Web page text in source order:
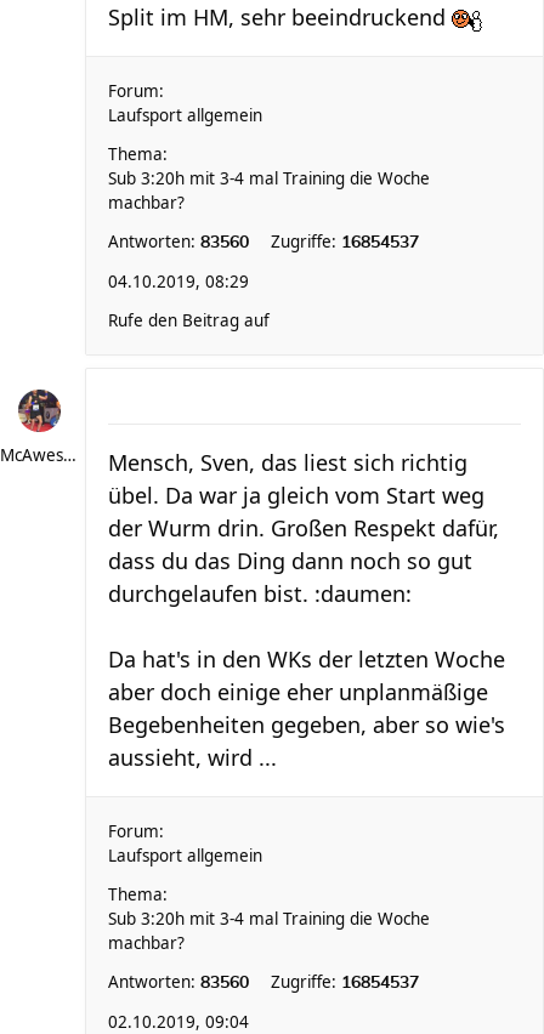
Split im HM, sehr beeindruckend
Forum:
Laufsport allgemein
Thema:
Sub 3:20h mit 3-4 mal Training die Woche
machbar?
Antworten: 83560 Zugriffe: 16854537
04.10.2019, 08:29
Rufe den Beitrag auf
McAwesome
Mensch, Sven, das liest sich richtig
übel. Da war ja gleich vom Start weg
der Wurm drin. Großen Respekt dafür,
dass du das Ding dann noch so gut
durchgelaufen bist. :daumen:
Da hat's in den WKs der letzten Woche
aber doch einige eher unplanmäßige
Begebenheiten gegeben, aber so wie's
aussieht, wird ...
Forum:
Laufsport allgemein
Thema:
Sub 3:20h mit 3-4 mal Training die Woche
machbar?
Antworten: 83560 Zugriffe: 16854537
02.10.2019, 09:04